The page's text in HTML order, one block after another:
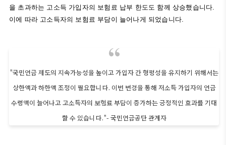
을 초과하는 고소득 가입자의 보험료 납부 한도도 함께 상승했습니다.
이에 따라 고소득자의 보험료 부담이 늘어나게 되었습니다.
"국민연금 제도의 지속가능성을 높이고 가입자 간 형평성을 유지하기 위해서는
상한액과 하한액 조정이 필요합니다. 이번 변경을 통해 저소득 가입자의 연금
수령액이 늘어나고 고소득자의 보험료 부담이 증가하는 긍정적인 효과를 기대
할 수 있습니다."- 국민연금공단 관계자